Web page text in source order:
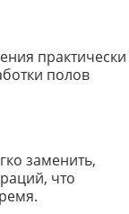
практически
полов
заменить,
что